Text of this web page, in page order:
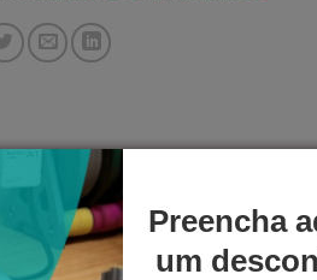
PERGUNTAS E RESPOSTAS
Preencha
um